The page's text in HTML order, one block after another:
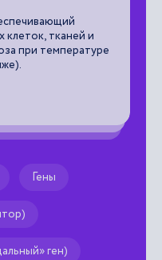
клеток, тканей и
при температуре
Гены
ген)